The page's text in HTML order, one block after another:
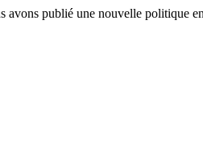
publié une nouvelle politique